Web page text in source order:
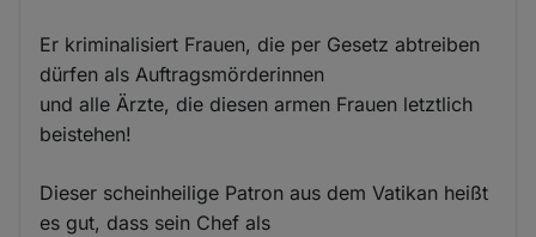
Er kriminalisiert Frauen, die per Gesetz abtreiben
dürfen als Auftragsmörderinnen
und alle Ärzte, die diesen armen Frauen letztlich
beistehen!
Dieser scheinheilige Patron aus dem Vatikan heißt
es gut, dass sein Chef als